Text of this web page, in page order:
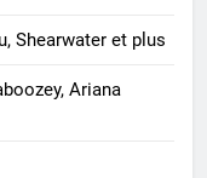
Shearwater et plus
Ariana